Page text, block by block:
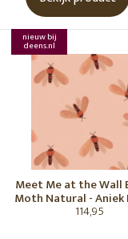
nieuw bij
deens.nl
Meet Me at the Wall
Moth Natural - Aniek
114,95